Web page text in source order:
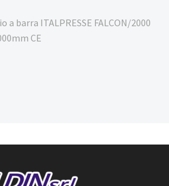
barra ITALPRESSE FALCON/2000
CE